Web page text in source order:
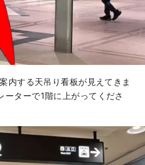
内する天吊り看板が見えてきま
ターで1階に上がってくださ